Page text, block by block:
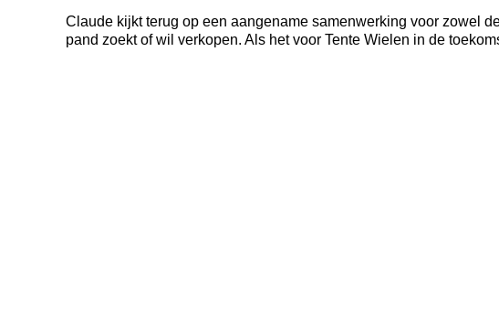
Claude kijkt terug op een aangename samenwerking voor zowel
pand zoekt of wil verkopen. Als het voor Tente Wielen in de